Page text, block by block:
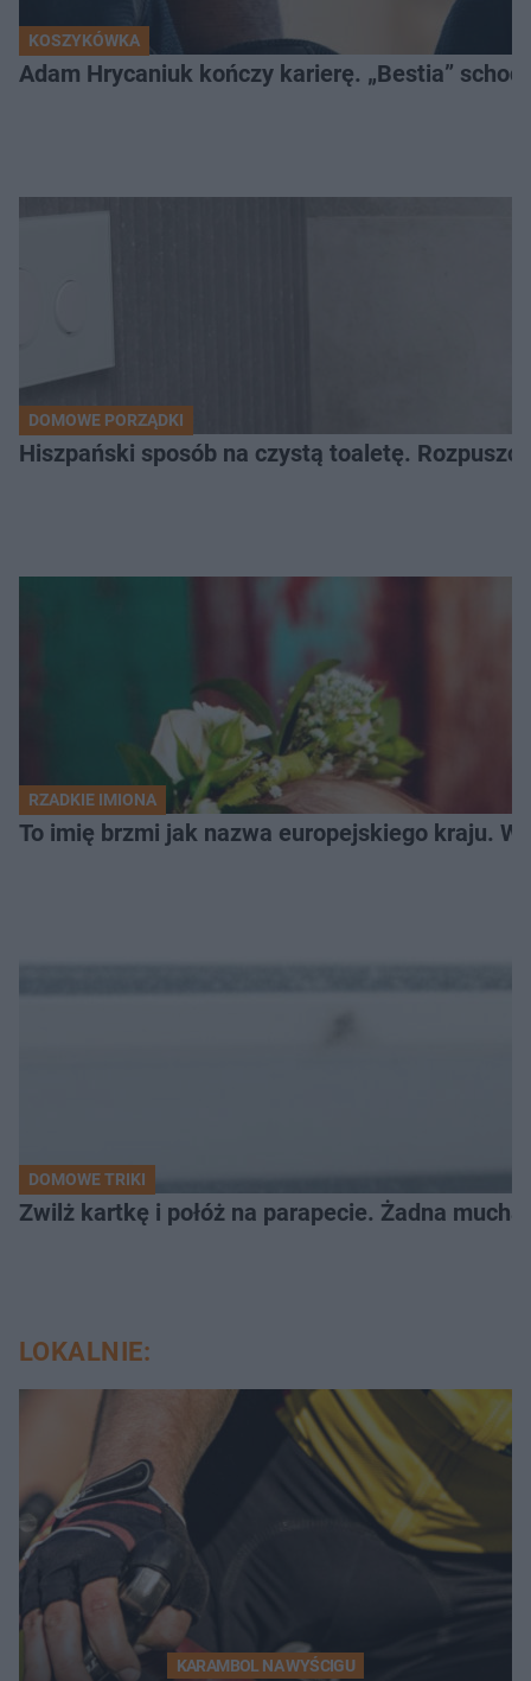
KOSZYKÓWKA
Adam Hrycaniuk kończy karierę. „Bestia”
DOMOWE PORZĄDKI
Hiszpański sposób na czystą toaletę.
RZADKIE IMIONA
To imię brzmi jak nazwa europejskiego kraju.
DOMOWE TRIKI
Zwilż kartkę i połóż na parapecie. Żadna
LOKALNIE:
KARAMBOL NA WYŚCIGU